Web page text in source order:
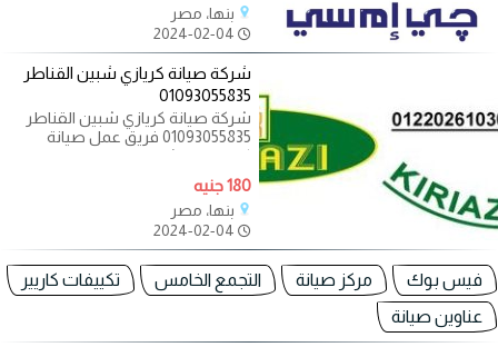
بنها، مصر
شركة صيانة كريازي شبين القناطر
01093055835
شركة صيانة كريازي شبين القناطر
01093055835 فريق عمل صيانة
كريازي فى شبين القناطر يوجد فريق
دعم فنى
180 جنيه
بنها، مصر
فيس بوك مركز صيانة التجمع الخامس
تكييفات كاريير
عناوين صيانة